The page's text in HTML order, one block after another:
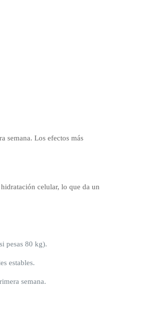
semana. Los efectos más
celular, lo que da un
pesas 80 kg).
estables.
semana.